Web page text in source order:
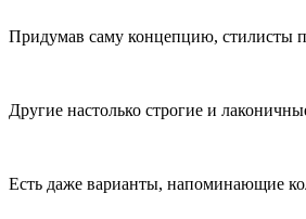
Придумав саму концепцию, стилисты
Другие настолько строгие и
Есть даже варианты, напоминающие